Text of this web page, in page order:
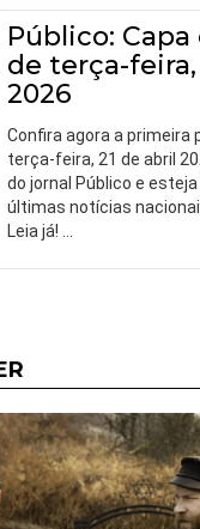
Público: Capa
de terça-feira,
2026
Confira agora a primeira
terça-feira, 21 de abril
do jornal Público e
últimas notícias
Leia já! …